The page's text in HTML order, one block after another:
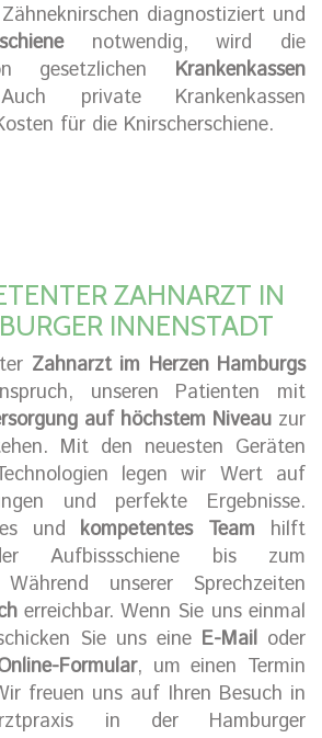
diagnostiziert und
notwendig, wird die
gesetzlichen Krankenkassen
private Krankenkassen
für die Knirscherschiene.
ZAHNARZT IN
INNENSTADT
Zahnarzt im Herzen Hamburgs
unseren Patienten mit
auf höchstem Niveau zur
Mit den neuesten Geräten
legen wir Wert auf
und perfekte Ergebnisse.
und kompetentes Team hilft
Aufbissschiene bis zum
Während unserer Sprechzeiten
erreichbar. Wenn Sie uns einmal
Sie uns eine E-Mail oder
Formular, um einen Termin
freuen uns auf Ihren Besuch in
in der Hamburger